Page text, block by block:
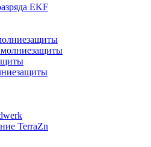
EKF
TerraZn